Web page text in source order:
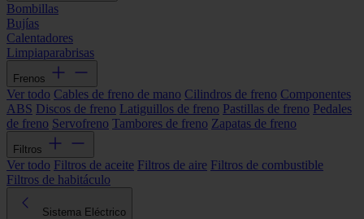
Bombillas
Bujías
Calentadores
Limpiaparabrisas
Frenos
Ver todo Cables de freno de mano Cilindros de freno Componentes
ABS Discos de freno Latiguillos de freno Pastillas de freno Pedales
de freno Servofreno Tambores de freno Zapatas de freno
Filtros
Ver todo Filtros de aceite Filtros de aire Filtros de combustible
Filtros de habitáculo
Sistema Eléctrico